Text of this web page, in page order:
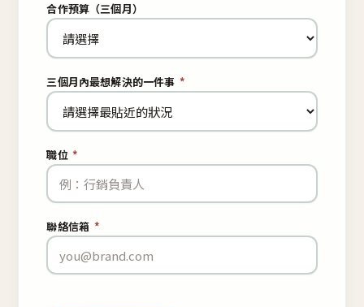
合作預算（三個月）
三個月內最想解決的一件事 *
職位 *
聯絡信箱 *